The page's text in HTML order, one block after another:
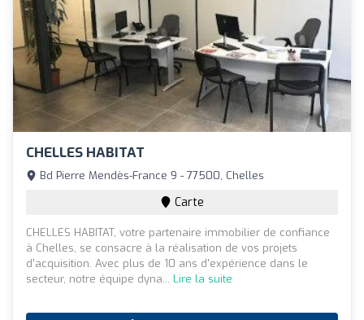
CHELLES HABITAT
Bd Pierre Mendès-France 9 - 77500, Chelles
Carte
CHELLES HABITAT, votre partenaire immobilier de confiance
à Chelles, se consacre à la réalisation de vos projets
d'acquisition. Avec plus de 10 ans d'expérience dans le
secteur, notre équipe dyna... Lire la suite